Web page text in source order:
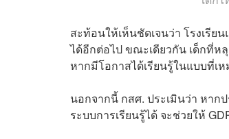
สะท้อนให้เห็นชัดเจนว่า โรงเรีย
ได้อีกต่อไป ขณะเดียวกัน เด็กที่ห
หากมีโอกาสได้เรียนรู้ในแบบที่เห
นอกจากนี้ กสศ. ประเมินว่า หาก
ระบบการเรียนรู้ได้ จะช่วยให้